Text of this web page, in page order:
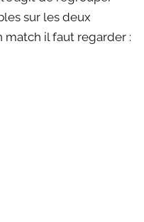
sur les deux
match il faut regarder :